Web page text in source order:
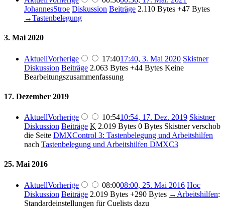
JohannesStroe Diskussion Beiträge 2.110 Bytes +47 Bytes
→‎Tastenbelegung
3. Mai 2020
AktuellVorherige 17:4017:40, 3. Mai 2020 Skistner
Diskussion Beiträge 2.063 Bytes +44 Bytes Keine
Bearbeitungszusammenfassung
17. Dezember 2019
AktuellVorherige 10:5410:54, 17. Dez. 2019 Skistner
Diskussion Beiträge K 2.019 Bytes 0 Bytes Skistner verschob
die Seite DMXControl 3: Tastenbelegung und Arbeitshilfen
nach Tastenbelegung und Arbeitshilfen DMXC3
25. Mai 2016
AktuellVorherige 08:0008:00, 25. Mai 2016 Hoc
Diskussion Beiträge 2.019 Bytes +290 Bytes →‎Arbeitshilfen:
Standardeinstellungen für Cuelists dazu